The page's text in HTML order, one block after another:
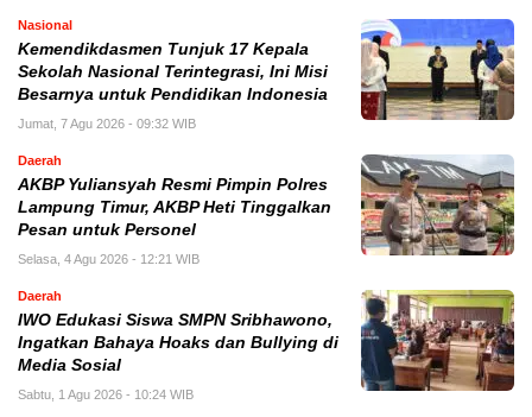
Nasional
Kemendikdasmen Tunjuk 17 Kepala
Sekolah Nasional Terintegrasi, Ini Misi
Besarnya untuk Pendidikan Indonesia
Jumat, 7 Agu 2026 - 09:32 WIB
Daerah
AKBP Yuliansyah Resmi Pimpin Polres
Lampung Timur, AKBP Heti Tinggalkan
Pesan untuk Personel
Selasa, 4 Agu 2026 - 12:21 WIB
Daerah
IWO Edukasi Siswa SMPN Sribhawono,
Ingatkan Bahaya Hoaks dan Bullying di
Media Sosial
Sabtu, 1 Agu 2026 - 10:24 WIB